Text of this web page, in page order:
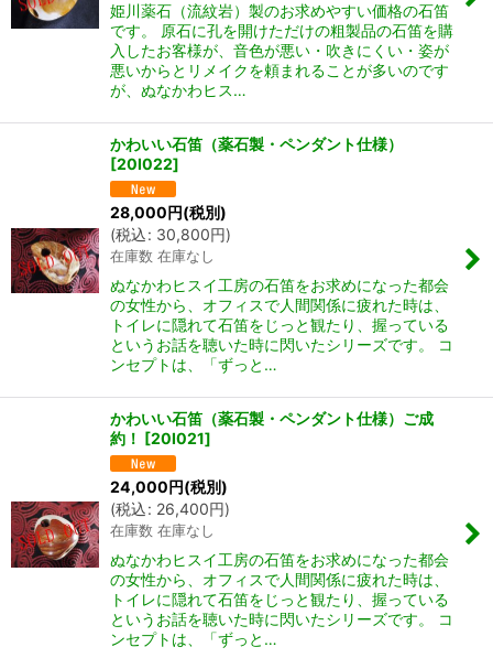
姫川薬石（流紋岩）製のお求めやすい価格の石笛
です。 原石に孔を開けただけの粗製品の石笛を購
入したお客様が、音色が悪い・吹きにくい・姿が
悪いからとリメイクを頼まれることが多いのです
が、ぬなかわヒス…
かわいい石笛（薬石製・ペンダント仕様）
[20I022]
28,000円(税別)
(税込: 30,800円)
在庫数 在庫なし
ぬなかわヒスイ工房の石笛をお求めになった都会
の女性から、オフィスで人間関係に疲れた時は、
トイレに隠れて石笛をじっと観たり、握っている
というお話を聴いた時に閃いたシリーズです。 コ
ンセプトは、「ずっと…
かわいい石笛（薬石製・ペンダント仕様）ご成
約！ [20I021]
24,000円(税別)
(税込: 26,400円)
在庫数 在庫なし
ぬなかわヒスイ工房の石笛をお求めになった都会
の女性から、オフィスで人間関係に疲れた時は、
トイレに隠れて石笛をじっと観たり、握っている
というお話を聴いた時に閃いたシリーズです。 コ
ンセプトは、「ずっと…